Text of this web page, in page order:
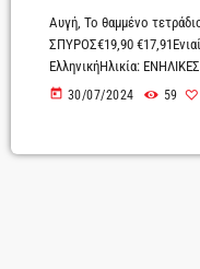
Αυγή, Το θαμμένο
ΣΠΥΡΟΣ€19,90
ΕλληνικήΗλικία:
Γεννήθηκα στις 25
είναι τόπος εξορίας.
today 30/07/2024 59